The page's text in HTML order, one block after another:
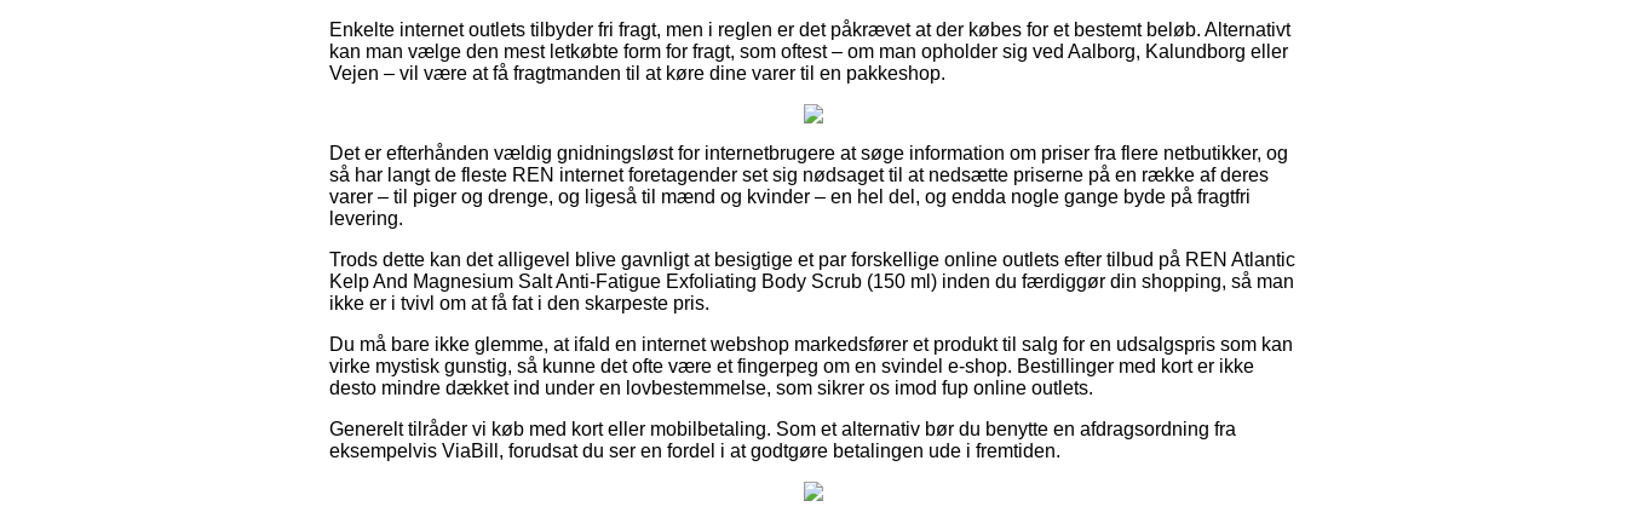
Enkelte internet outlets tilbyder fri fragt, men i reglen er det påkrævet at der købes for et bestemt beløb. Alternativt
kan man vælge den mest letkøbte form for fragt, som oftest – om man opholder sig ved Aalborg, Kalundborg eller
Vejen – vil være at få fragtmanden til at køre dine varer til en pakkeshop.
Det er efterhånden vældig gnidningsløst for internetbrugere at søge information om priser fra flere netbutikker, og
så har langt de fleste REN internet foretagender set sig nødsaget til at nedsætte priserne på en række af deres
varer – til piger og drenge, og ligeså til mænd og kvinder – en hel del, og endda nogle gange byde på fragtfri
levering.
Trods dette kan det alligevel blive gavnligt at besigtige et par forskellige online outlets efter tilbud på REN Atlantic
Kelp And Magnesium Salt Anti-Fatigue Exfoliating Body Scrub (150 ml) inden du færdiggør din shopping, så man
ikke er i tvivl om at få fat i den skarpeste pris.
Du må bare ikke glemme, at ifald en internet webshop markedsfører et produkt til salg for en udsalgspris som kan
virke mystisk gunstig, så kunne det ofte være et fingerpeg om en svindel e-shop. Bestillinger med kort er ikke
desto mindre dækket ind under en lovbestemmelse, som sikrer os imod fup online outlets.
Generelt tilråder vi køb med kort eller mobilbetaling. Som et alternativ bør du benytte en afdragsordning fra
eksempelvis ViaBill, forudsat du ser en fordel i at godtgøre betalingen ude i fremtiden.